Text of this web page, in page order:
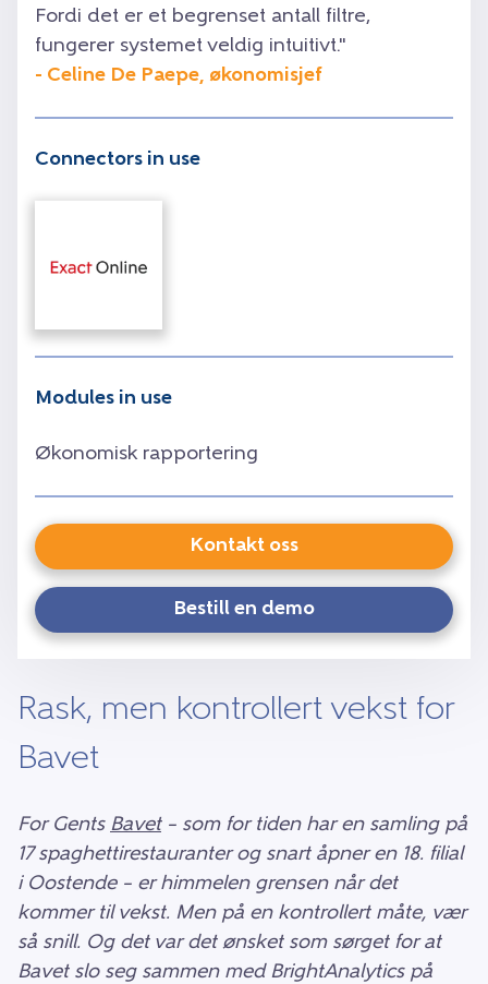
Fordi det er et begrenset antall filtre,
fungerer systemet veldig intuitivt."
- Celine De Paepe, økonomisjef
Connectors in use
Modules in use
Økonomisk rapportering
Kontakt oss
Bestill en demo
Rask, men kontrollert vekst for
Bavet
For Gents Bavet– som for tiden har en samling på
17 spaghettirestauranter og snart åpner en 18. filial
i Oostende – er himmelen grensen når det
kommer til vekst. Men på en kontrollert måte, vær
så snill. Og det var det ønsket som sørget for at
Bavet slo seg sammen med BrightAnalytics på